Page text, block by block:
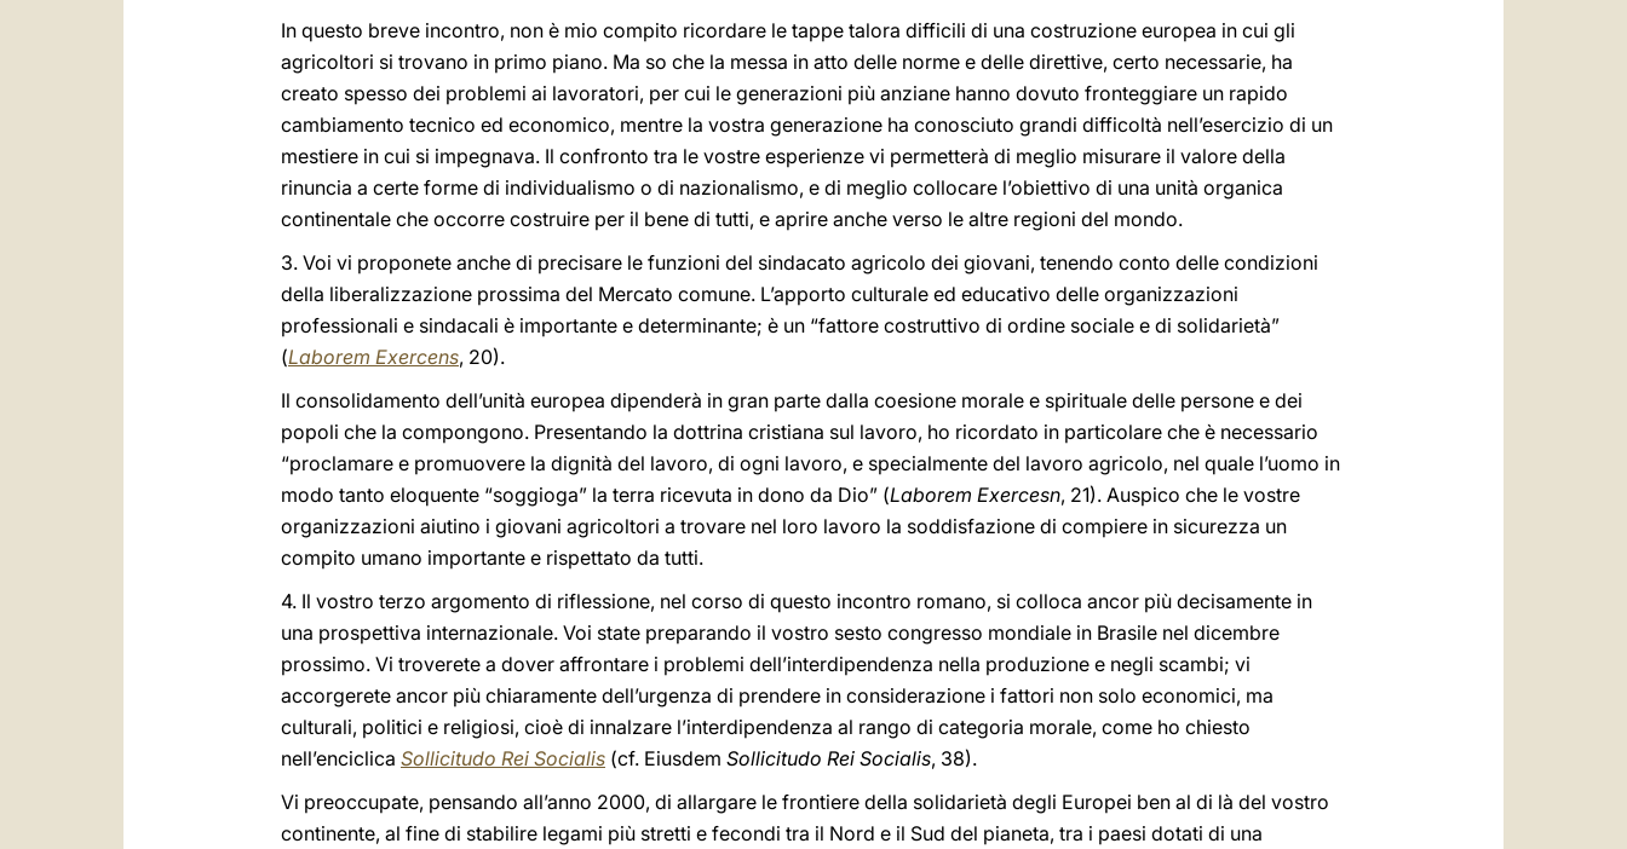
In questo breve incontro, non è mio compito ricordare le tappe talora difficili di una costruzione europea in cui gli
agricoltori si trovano in primo piano. Ma so che la messa in atto delle norme e delle direttive, certo necessarie, ha
creato spesso dei problemi ai lavoratori, per cui le generazioni più anziane hanno dovuto fronteggiare un rapido
cambiamento tecnico ed economico, mentre la vostra generazione ha conosciuto grandi difficoltà nell’esercizio di un
mestiere in cui si impegnava. Il confronto tra le vostre esperienze vi permetterà di meglio misurare il valore della
rinuncia a certe forme di individualismo o di nazionalismo, e di meglio collocare l’obiettivo di una unità organica
continentale che occorre costruire per il bene di tutti, e aprire anche verso le altre regioni del mondo.
3. Voi vi proponete anche di precisare le funzioni del sindacato agricolo dei giovani, tenendo conto delle condizioni
della liberalizzazione prossima del Mercato comune. L’apporto culturale ed educativo delle organizzazioni
professionali e sindacali è importante e determinante; è un “fattore costruttivo di ordine sociale e di solidarietà”
(Laborem Exercens, 20).
Il consolidamento dell’unità europea dipenderà in gran parte dalla coesione morale e spirituale delle persone e dei
popoli che la compongono. Presentando la dottrina cristiana sul lavoro, ho ricordato in particolare che è necessario
“proclamare e promuovere la dignità del lavoro, di ogni lavoro, e specialmente del lavoro agricolo, nel quale l’uomo in
modo tanto eloquente “soggioga” la terra ricevuta in dono da Dio” (Laborem Exercesn, 21). Auspico che le vostre
organizzazioni aiutino i giovani agricoltori a trovare nel loro lavoro la soddisfazione di compiere in sicurezza un
compito umano importante e rispettato da tutti.
4. Il vostro terzo argomento di riflessione, nel corso di questo incontro romano, si colloca ancor più decisamente in
una prospettiva internazionale. Voi state preparando il vostro sesto congresso mondiale in Brasile nel dicembre
prossimo. Vi troverete a dover affrontare i problemi dell’interdipendenza nella produzione e negli scambi; vi
accorgerete ancor più chiaramente dell’urgenza di prendere in considerazione i fattori non solo economici, ma
culturali, politici e religiosi, cioè di innalzare l’interdipendenza al rango di categoria morale, come ho chiesto
nell’enciclica Sollicitudo Rei Socialis (cf. Eiusdem Sollicitudo Rei Socialis, 38).
Vi preoccupate, pensando all’anno 2000, di allargare le frontiere della solidarietà degli Europei ben al di là del vostro
continente, al fine di stabilire legami più stretti e fecondi tra il Nord e il Sud del pianeta, tra i paesi dotati di una